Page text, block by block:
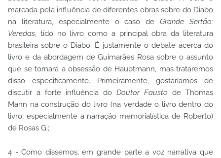
marcada pela influência de diferentes obras sobre do Diabo
na literatura, especialmente o caso deGrande Sertão:
Veredas, tido no livro como a principal obra da literatura
brasileira sobre o Diabo. É justamente o debate acerca do
livro e da abordagem de Guimarães Rosa sobre o assunto
que se tornará a obsessão de Hauptmann, mas trataremos
disso especificamente. Primeiramente, gostaríamos de
discutir a forte influência do Doutor Fausto de Thomas
Mann na construção do livro (na verdade o livro dentro do
livro, especialmente a narração memorialística de Roberto)
de Rosas G.;
4 - Como dissemos, em grande parte a voz narrativa que